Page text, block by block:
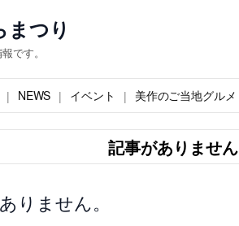
まつり
です。
NEWS イベント 美作のご当地グルメ
記事がありません
りません。